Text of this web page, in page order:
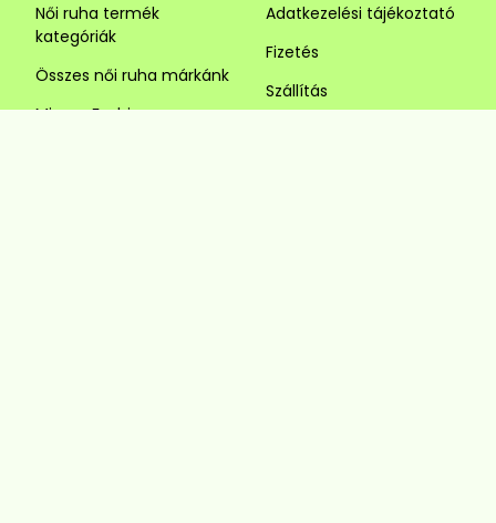
Női ruha termék
kategóriák
Összes női ruha márkánk
Mirage Fashion
Adatkezelési tájékoztató
Fizetés
Szállítás